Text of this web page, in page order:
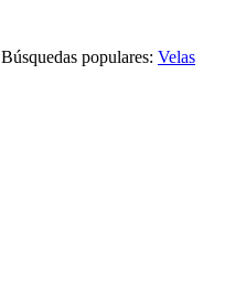
Búsquedas populares: Velas